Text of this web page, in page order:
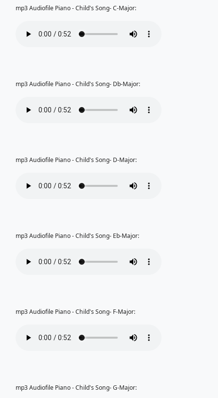
mp3 Audiofile Piano - Child's Song- C-Major:
mp3 Audiofile Piano - Child's Song- Db-Major:
mp3 Audiofile Piano - Child's Song- D-Major:
mp3 Audiofile Piano - Child's Song- Eb-Major:
mp3 Audiofile Piano - Child's Song- F-Major:
mp3 Audiofile Piano - Child's Song- G-Major: